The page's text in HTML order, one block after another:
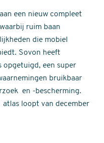
een nieuw compleet
ruim baan
die mobiel
Sovon heeft
een super
bruikbaar
en -bescherming.
loopt van december